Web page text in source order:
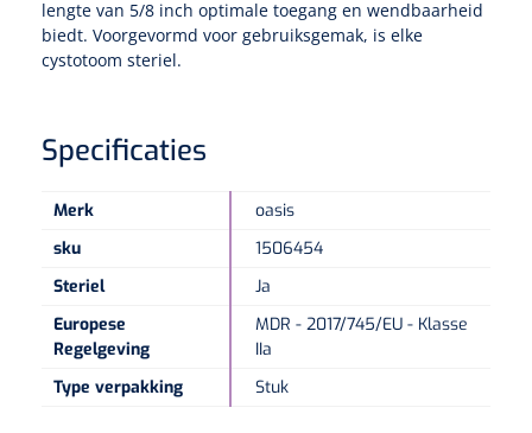
Speculaire Microscopen
Lasers
lengte van 5/8 inch optimale toegang en wendbaarheid
biedt. Voorgevormd voor gebruiksgemak, is elke
cystotoom steriel.
Specificaties
Merk
oasis
sku
1506454
Steriel
Ja
Europese
Regelgeving
MDR - 2017/745/EU - Klasse
IIa
Type verpakking
Stuk